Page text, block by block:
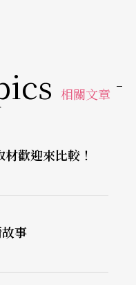
相關文章
歡迎來比較！
事